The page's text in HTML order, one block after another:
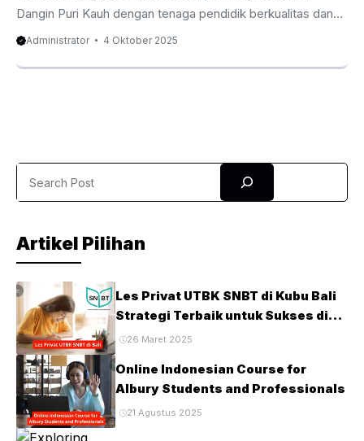
Dangin Puri Kauh dengan tenaga pendidik berkualitas dan
metode menyenangkan yang menumbuhkan minat baca
sejak Kecil Les Privat Reading Primary School di Dangin
belajar mengeja, tetapi juga memahami isi bacaan secara
mendalam. Dengan dukungan ...
Administrator 4 Oktober 2025
Artikel Pilihan
Les Privat UTBK SNBT di Kubu Bali
Strategi Terbaik untuk Sukses di
Ujian PTN
26 Maret 2025
Online Indonesian Course for
Albury Students and Professionals
21 Agustus 2025